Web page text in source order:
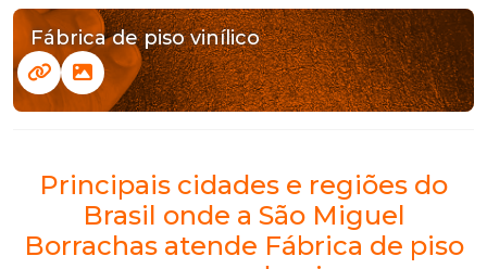
Fábrica de piso vinílico
Principais cidades e regiões do
Brasil onde a São Miguel
Borrachas atende Fábrica de piso